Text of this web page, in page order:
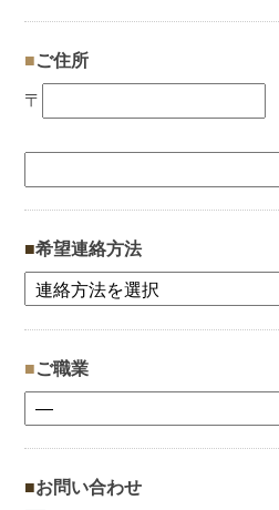
ご住所
〒
希望連絡方法
ご職業
お問い合わせ